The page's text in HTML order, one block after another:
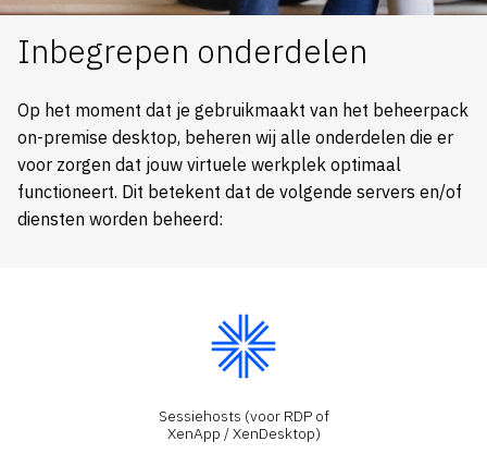
Inbegrepen onderdelen
Op het moment dat je gebruikmaakt van het beheerpack
on-premise desktop, beheren wij alle onderdelen die er
voor zorgen dat jouw virtuele werkplek optimaal
functioneert. Dit betekent dat de volgende servers en/of
diensten worden beheerd:
Sessiehosts (voor RDP of
XenApp / XenDesktop)